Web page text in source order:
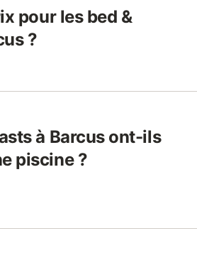
pour les bed &
?
à Barcus ont-ils
piscine ?